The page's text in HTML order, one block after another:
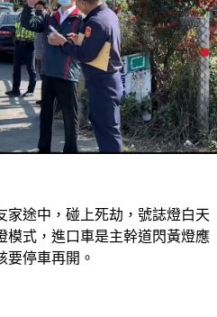
家途中，碰上死劫，號誌燈白天
模式，進口車是主幹道閃黃燈應
要停車再開。